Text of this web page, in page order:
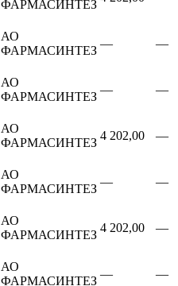
ФАРМАСИНТЕЗ
АО
ФАРМАСИНТЕЗ
— —
АО
ФАРМАСИНТЕЗ
— —
АО
ФАРМАСИНТЕЗ
4 202,00 —
АО
ФАРМАСИНТЕЗ
— —
АО
ФАРМАСИНТЕЗ
4 202,00 —
АО
ФАРМАСИНТЕЗ
— —